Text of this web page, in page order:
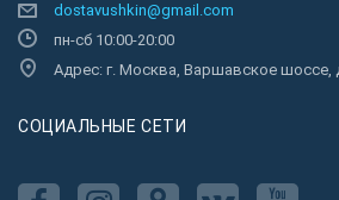
dostavushkin@gmail.com
пн-сб 10:00-20:00
Адрес: г. Москва, Варшавское шоссе,
CОЦИАЛЬНЫЕ СЕТИ